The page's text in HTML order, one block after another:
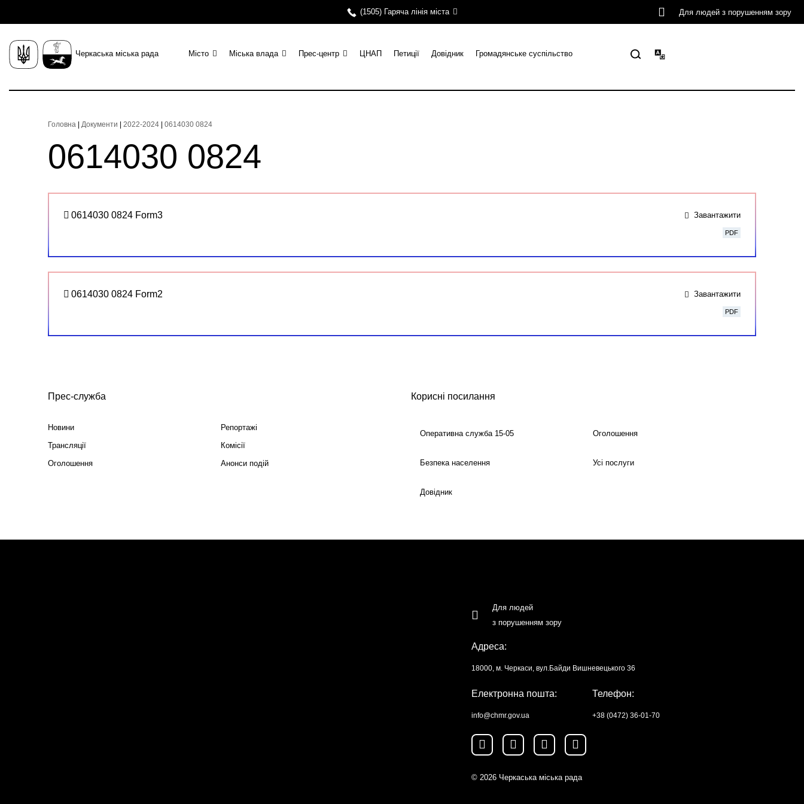
(1505) Гаряча лінія міста Для людей з порушенням зору
Черкаська міська рада Місто Міська влада Прес-центр ЦНАП Петиції Довідник Громадянське суспільство
Головна Документи 2022-2024 0614030 0824
0614030 0824
0614030 0824 Form3 Завантажити
PDF
0614030 0824 Form2 Завантажити
PDF
Прес-служба
Новини
Репортажі
Трансляції
Комісії
Оголошення
Анонси подій
Корисні посилання
Оперативна служба 15-05 Оголошення
Безпека населення Усі послуги
Довідник
Для людей
з порушенням зору
Адреса:
18000, м. Черкаси, вул.Байди Вишневецького 36
Електронна пошта:
info@chmr.gov.ua
Телефон:
+38 (0472) 36-01-70
© 2026 Черкаська міська рада